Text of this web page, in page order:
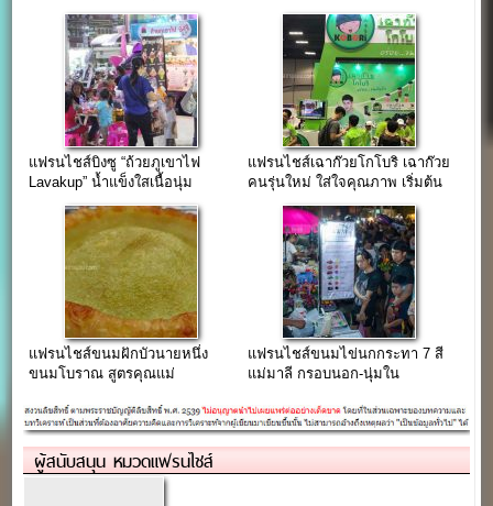
แฟรนไชส์บิงซู “ถ้วยภูเขาไฟ
Lavakup” น้ำแข็งใสเนื้อนุ่ม
แฟรนไชส์เฉาก๊วยโกโบริ เฉาก๊วย
คนรุ่นใหม่ ใส่ใจคุณภาพ เริ่มต้น
แฟรนไชส์ขนมฝักบัวนายหนึ่ง
ขนมโบราณ สูตรคุณแม่
แฟรนไชส์ขนมไข่นกกระทา 7 สี
แม่มาลี กรอบนอก-นุ่มใน
ผู้สนับสนุน หมวดแฟรนไชส์